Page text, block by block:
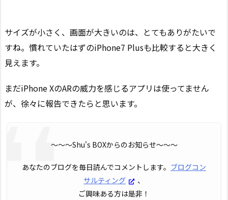
サイズが小さく、画面が大きいのは、とてもありがたいで
すね。慣れていたはずのiPhone7 Plusも比較すると大きく
見えます。
まだiPhone XのARの威力を感じるアプリは使ってません
が、徐々に報告できたらと思います。
〜〜〜Shu's BOXからのお知らせ〜〜〜
あなたのブログを毎日読んでコメントします。 ブログコン
サルティング
、
ご興味ある方は是非！